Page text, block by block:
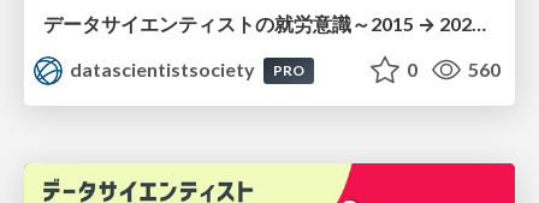
データサイエンティストの就労意識～2015 → 2026 一般(個人)会員アンケートより
datascientistsociety
PRO 0 560